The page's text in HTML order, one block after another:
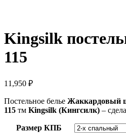
Kingsilk
115
11,950 ₽
Постельное белье Жаккардовый
115 тм Kingsilk (Кингсилк) –
Размер КПБ